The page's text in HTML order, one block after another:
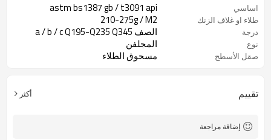
اساسي astm bs1387 gb / t3091 api
طلاء او غلاف الزنك 210-275g / M2
درجة الصف a / b / c Q195-Q235 Q345
نوع المجلفن
صقل الأسطح مسحوق الطلاء
تقييم أكثر
إضافة مراجعة